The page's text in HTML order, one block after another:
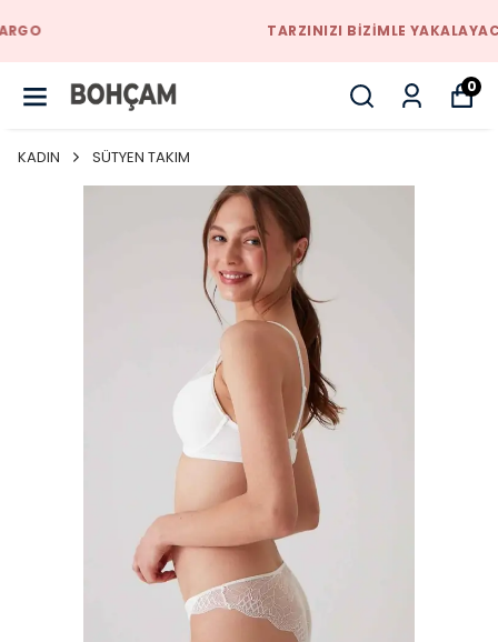
TARZINIZI BIZIMLE YAKALAYACAKSINIZ
0
KADIN SÜTYEN TAKIM